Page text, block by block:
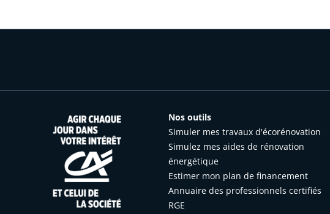
Nos outils
Simuler mes travaux d'écorénovation
Simulez mes aides de rénovation
énergétique
Estimer mon plan de financement
Annuaire des professionnels certifiés
RGE